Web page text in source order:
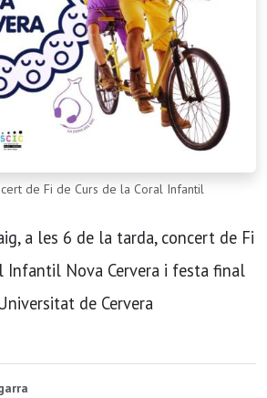
de Fi de Curs de la Coral Infantil
a les 6 de la tarda, concert de Fi
Infantil Nova Cervera i festa final
de Cervera